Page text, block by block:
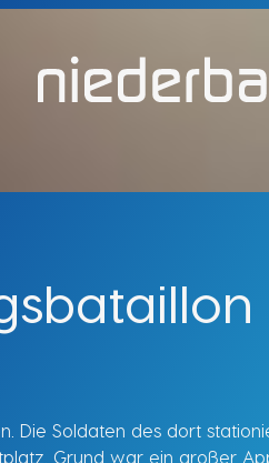
Die Soldaten des dort
Grund war ein großer